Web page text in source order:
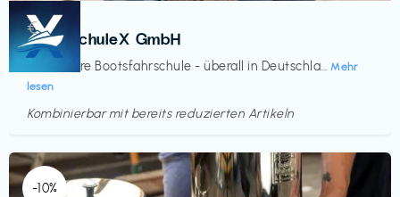
Kurse
BootsschuleX GmbH
Deine faire Bootsfahrschule - überall in Deutschla... Mehr
lesen
€‎
Kombinierbar mit bereits reduzierten Artikeln
-10%